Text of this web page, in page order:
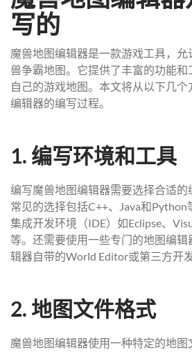
写的
魔兽地图编辑器是一款游戏工具，
兽争霸地图。它提供了丰富的功能
自己的游戏地图。本文将从以下几
编辑器的编写过程。
1. 编写环境和工具
编写魔兽地图编辑器需要选择合适的
常见的选择包括C++、Java和
集成开发环境（IDE）如Eclipse、
等。还需要使用一些专门的地图编
辑器自带的World Editor或第三方开
2. 地图文件格式
魔兽地图编辑器使用一种特定的地